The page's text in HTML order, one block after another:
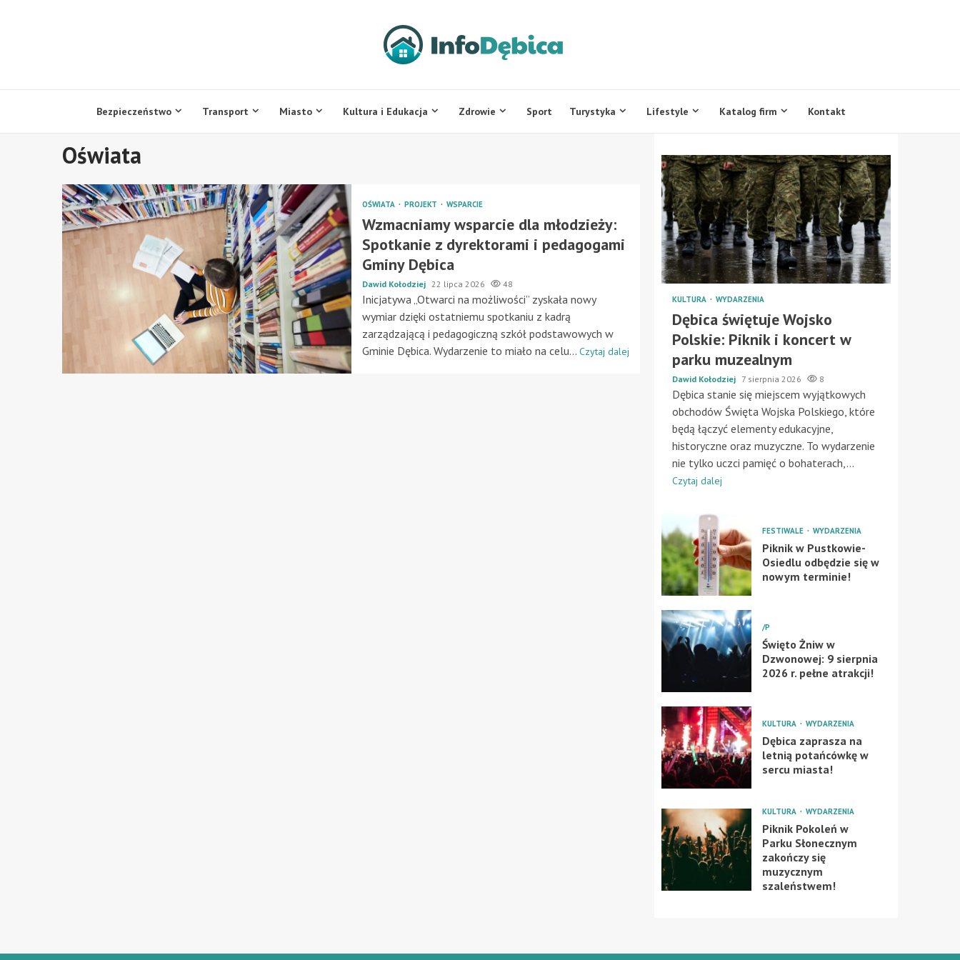
Bezpieczeństwo Transport Miasto Kultura i Edukacja Zdrowie Sport Turystyka Lifestyle Katalog firm Kontakt
Oświata
OŚWIATA PROJEKT WSPARCIE
Wzmacniamy wsparcie dla młodzieży:
Spotkanie z dyrektorami i pedagogami
Gminy Dębica
Dawid Kołodziej 22 lipca 2026 48
Inicjatywa „Otwarci na możliwości” zyskała nowy
wymiar dzięki ostatniemu spotkaniu z kadrą
zarządzającą i pedagogiczną szkół podstawowych w
Gminie Dębica. Wydarzenie to miało na celu... Czytaj dalej
KULTURA WYDARZENIA
Dębica świętuje Wojsko
Polskie: Piknik i koncert w
parku muzealnym
Dawid Kołodziej 7 sierpnia 2026 8
Dębica stanie się miejscem wyjątkowych
obchodów Święta Wojska Polskiego, które
będą łączyć elementy edukacyjne,
historyczne oraz muzyczne. To wydarzenie
nie tylko uczci pamięć o bohaterach,...
Czytaj dalej
FESTIWALE WYDARZENIA
Piknik w Pustkowie-
Osiedlu odbędzie się w
nowym terminie!
/P
Święto Żniw w
Dzwonowej: 9 sierpnia
2026 r. pełne atrakcji!
KULTURA WYDARZENIA
Dębica zaprasza na
letnią potańcówkę w
sercu miasta!
KULTURA WYDARZENIA
Piknik Pokoleń w
Parku Słonecznym
zakończy się
muzycznym
szaleństwem!